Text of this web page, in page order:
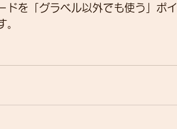
ドを「グラベル以外でも使う」ポイ
。